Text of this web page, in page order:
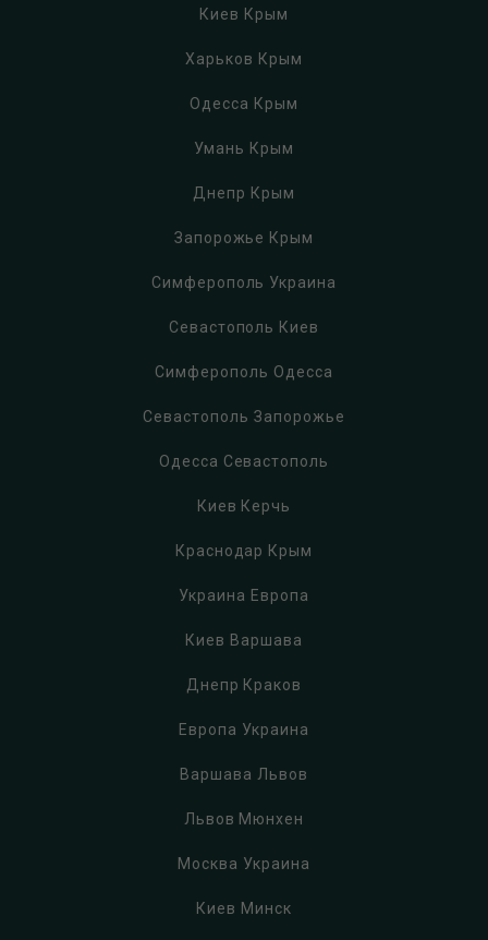
Киев Крым
Харьков Крым
Одесса Крым
Умань Крым
Днепр Крым
Запорожье Крым
Симферополь Украина
Севастополь Киев
Симферополь Одесса
Севастополь Запорожье
Одесса Севастополь
Киев Керчь
Краснодар Крым
Украина Европа
Киев Варшава
Днепр Краков
Европа Украина
Варшава Львов
Львов Мюнхен
Москва Украина
Киев Минск